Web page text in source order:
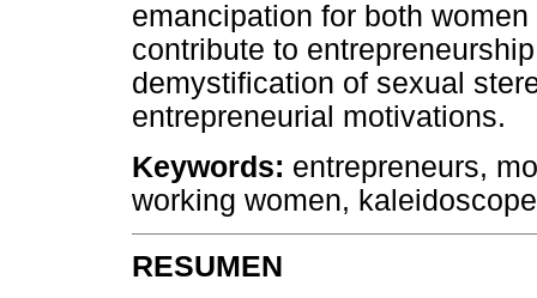
emancipation for both
contribute to
demystification of sexual
entrepreneurial motivations.
Keywords: entrepreneurs,
working women,
RESUMEN